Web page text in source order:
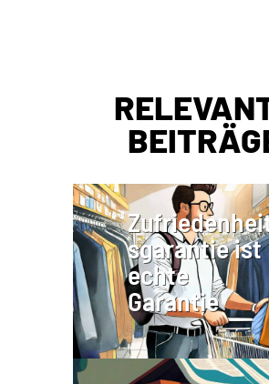
sgarantie ist
echte
Garantie